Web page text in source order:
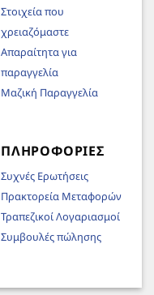
Στοιχεία που
χρειαζόμαστε
Απαραίτητα για
παραγγελία
Μαζική Παραγγελία
ΠΛΗΡΟΦΟΡΊΕΣ
Συχνές Ερωτήσεις
Πρακτορεία Μεταφορών
Τραπεζικοί Λογαριασμοί
Συμβουλές πώλησης